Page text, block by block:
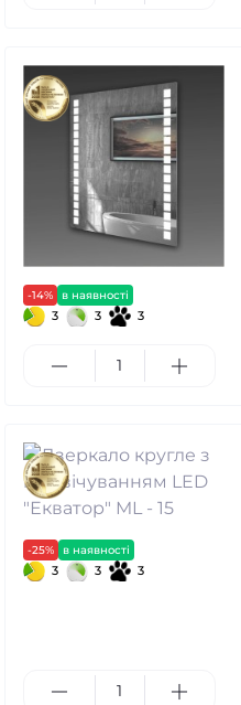
-14% в наявності
3 3 3
-25% в наявності
3 3 3